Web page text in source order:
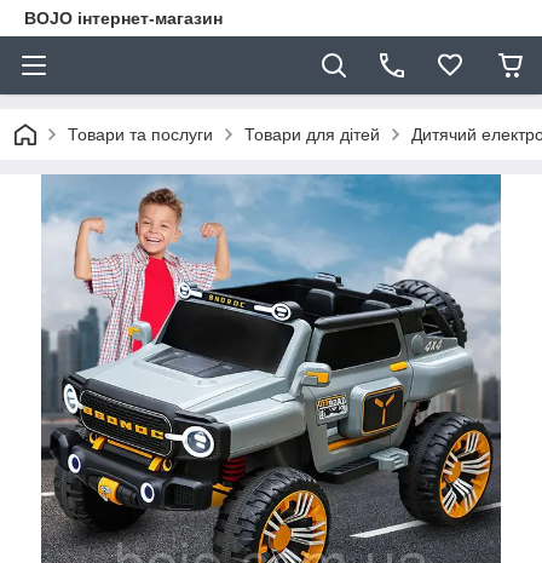
BOJO інтернет-магазин
Товари та послуги Товари для дітей Дитячий